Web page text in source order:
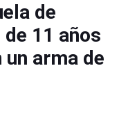
de
11 años
arma de